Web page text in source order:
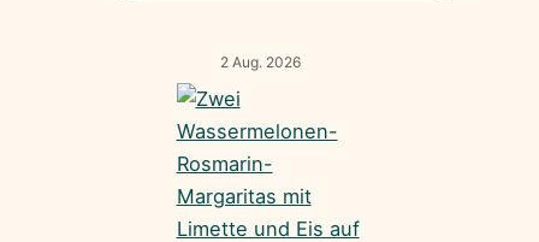
2 Aug. 2026